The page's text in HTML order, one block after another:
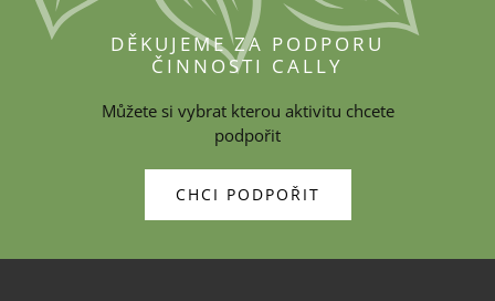
DĚKUJEME ZA PODPORU
ČINNOSTI CALLY
Můžete si vybrat kterou aktivitu chcete
podpořit
CHCI PODPOŘIT